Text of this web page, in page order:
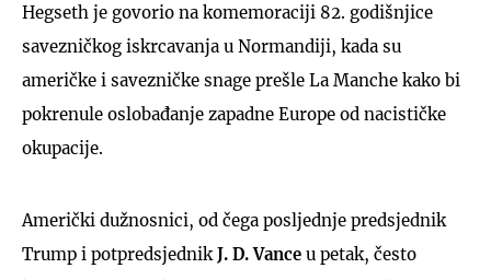
Hegseth je govorio na komemoraciji 82. godišnjice
savezničkog iskrcavanja u Normandiji, kada su
američke i savezničke snage prešle La Manche kako bi
pokrenule oslobađanje zapadne Europe od nacističke
okupacije.
Američki dužnosnici, od čega posljednje predsjednik
Trump i potpredsjednik J. D. Vance u petak, često